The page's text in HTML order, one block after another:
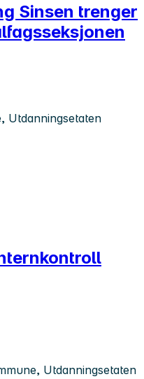
Sinsen trenger
Utdanningsetaten
Utdanningsetaten